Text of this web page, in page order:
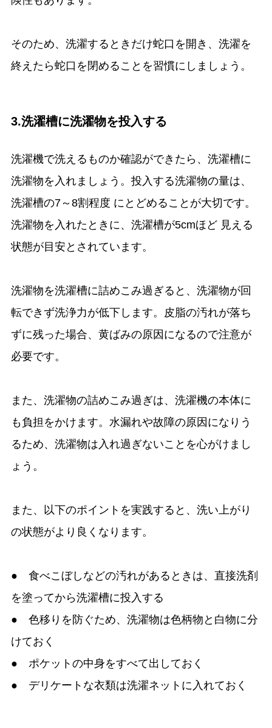
そのため、洗濯するときだけ蛇口を開き、洗濯を
終えたら蛇口を閉めることを習慣にしましょう。
3.洗濯槽に洗濯物を投入する
洗濯機で洗えるものか確認ができたら、洗濯槽に
洗濯物を入れましょう。投入する洗濯物の量は、
洗濯槽の7～8割程度 にとどめることが大切です。
洗濯物を入れたときに、洗濯槽が5cmほど 見える
状態が目安とされています。
洗濯物を洗濯槽に詰めこみ過ぎると、洗濯物が回
転できず洗浄力が低下します。皮脂の汚れが落ち
ずに残った場合、黄ばみの原因になるので注意が
必要です。
また、洗濯物の詰めこみ過ぎは、洗濯機の本体に
も負担をかけます。水漏れや故障の原因になりう
るため、洗濯物は入れ過ぎないことを心がけまし
ょう。
また、以下のポイントを実践すると、洗い上がり
の状態がより良くなります。
● 食べこぼしなどの汚れがあるときは、直接洗剤
を塗ってから洗濯槽に投入する
● 色移りを防ぐため、洗濯物は色柄物と白物に分
けておく
● ポケットの中身をすべて出しておく
● デリケートな衣類は洗濯ネットに入れておく